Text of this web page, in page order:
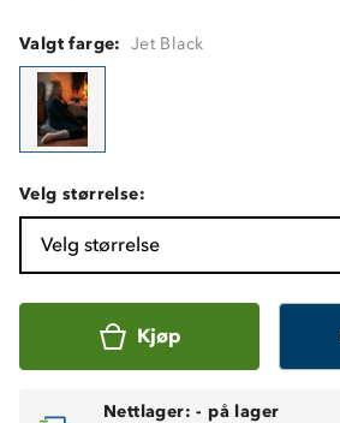
Valgt farge: Jet Black
Velg størrelse:
Velg størrelse
Kjøp
Nettlager: - på lager